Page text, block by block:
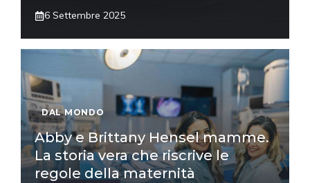
6 Settembre 2025
DAL MONDO
Abby e Brittany Hensel mamme.
La storia vera che riscrive le
regole della maternità